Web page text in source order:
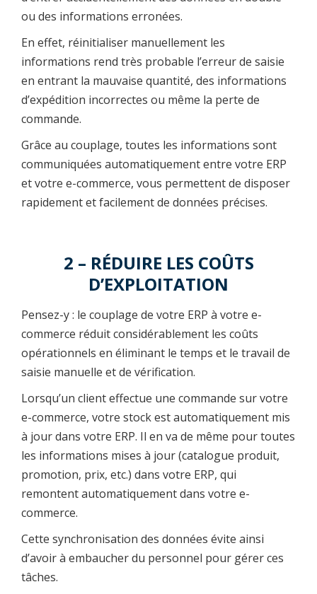
ou des informations erronées.
En effet, réinitialiser manuellement les
informations rend très probable l’erreur de saisie
en entrant la mauvaise quantité, des informations
d’expédition incorrectes ou même la perte de
commande.
Grâce au couplage, toutes les informations sont
communiquées automatiquement entre votre ERP
et votre e-commerce, vous permettent de disposer
rapidement et facilement de données précises.
2 – RÉDUIRE LES COÛTS
D’EXPLOITATION
Pensez-y : le couplage de votre ERP à votre e-
commerce réduit considérablement les coûts
opérationnels en éliminant le temps et le travail de
saisie manuelle et de vérification.
Lorsqu’un client effectue une commande sur votre
e-commerce, votre stock est automatiquement mis
à jour dans votre ERP. Il en va de même pour toutes
les informations mises à jour (catalogue produit,
promotion, prix, etc.) dans votre ERP, qui
remontent automatiquement dans votre e-
commerce.
Cette synchronisation des données évite ainsi
d’avoir à embaucher du personnel pour gérer ces
tâches.